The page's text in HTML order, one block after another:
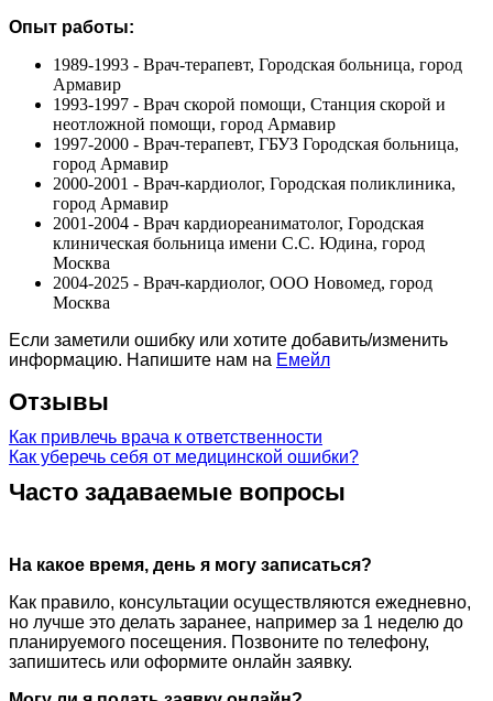
Опыт работы:
1989-1993 - Врач-терапевт, Городская больница, город
Армавир
1993-1997 - Врач скорой помощи, Станция скорой и
неотложной помощи, город Армавир
1997-2000 - Врач-терапевт, ГБУЗ Городская больница,
город Армавир
2000-2001 - Врач-кардиолог, Городская поликлиника,
город Армавир
2001-2004 - Врач кардиореаниматолог, Городская
клиническая больница имени С.С. Юдина, город
Москва
2004-2025 - Врач-кардиолог, ООО Новомед, город
Москва
Если заметили ошибку или хотите добавить/изменить
информацию. Напишите нам на Емейл
Отзывы
Как привлечь врача к ответственности
Как уберечь себя от медицинской ошибки?
Часто задаваемые вопросы
На какое время, день я могу записаться?
Как правило, консультации осуществляются ежедневно,
но лучше это делать заранее, например за 1 неделю до
планируемого посещения. Позвоните по телефону,
запишитесь или оформите онлайн заявку.